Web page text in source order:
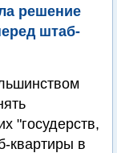
решение
штаб-
"госудерств,
квартиры в